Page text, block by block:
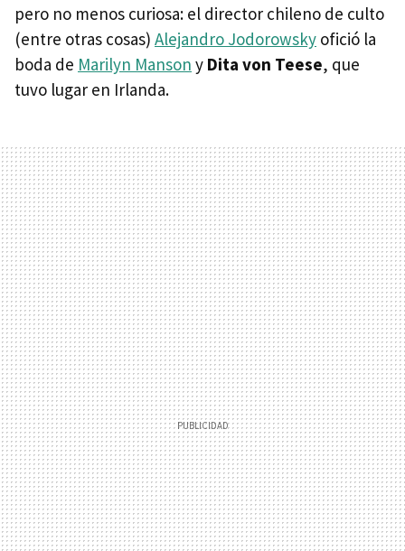
pero no menos curiosa: el director chileno de culto
(entre otras cosas) Alejandro Jodorowsky ofició la
boda de Marilyn Manson y Dita von Teese, que
tuvo lugar en Irlanda.